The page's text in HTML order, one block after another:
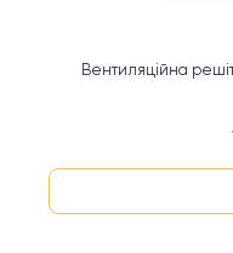
Вентиляційна